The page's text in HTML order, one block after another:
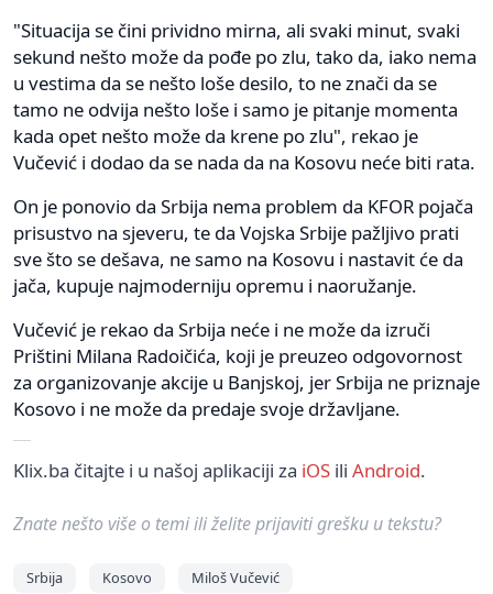
"Situacija se čini prividno mirna, ali svaki minut, svaki
sekund nešto može da pođe po zlu, tako da, iako nema
u vestima da se nešto loše desilo, to ne znači da se
tamo ne odvija nešto loše i samo je pitanje momenta
kada opet nešto može da krene po zlu", rekao je
Vučević i dodao da se nada da na Kosovu neće biti rata.
On je ponovio da Srbija nema problem da KFOR pojača
prisustvo na sjeveru, te da Vojska Srbije pažljivo prati
sve što se dešava, ne samo na Kosovu i nastavit će da
jača, kupuje najmoderniju opremu i naoružanje.
Vučević je rekao da Srbija neće i ne može da izruči
Prištini Milana Radoičića, koji je preuzeo odgovornost
za organizovanje akcije u Banjskoj, jer Srbija ne priznaje
Kosovo i ne može da predaje svoje državljane.
Klix.ba čitajte i u našoj aplikaciji za iOS ili Android.
Znate nešto više o temi ili želite prijaviti grešku u tekstu?
Srbija Kosovo Miloš Vučević